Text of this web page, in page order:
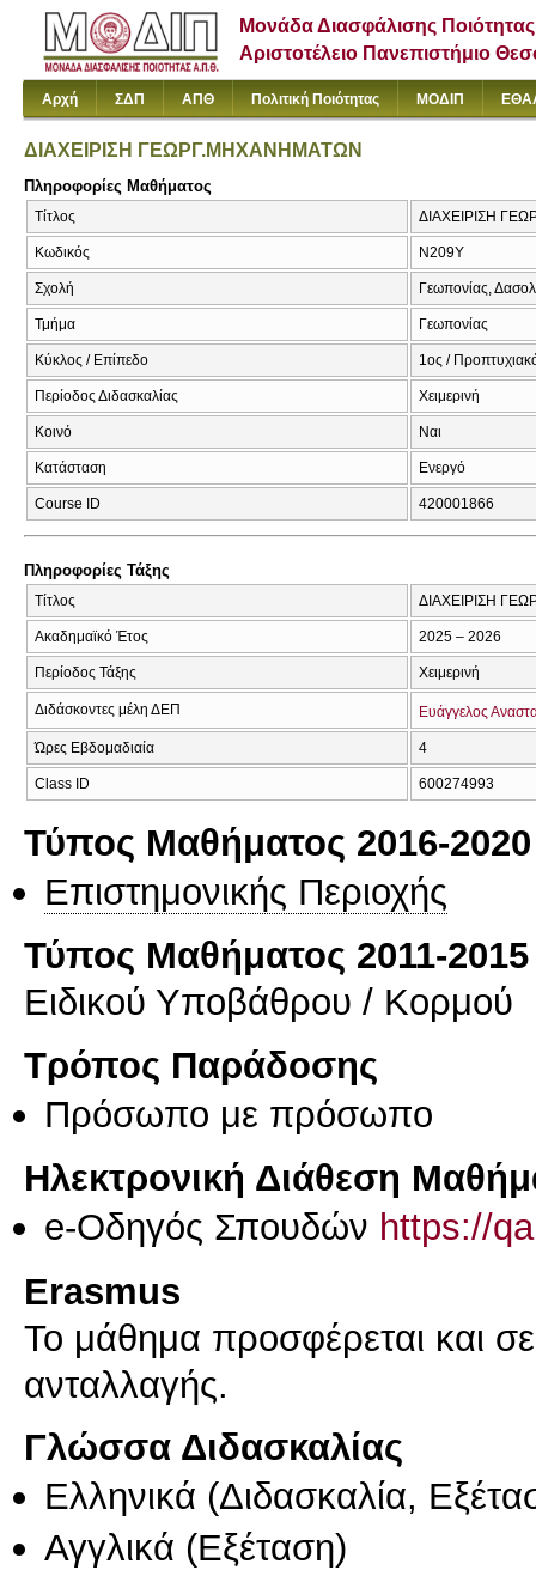
Μονάδα Διασφάλισης Ποιότητας
Αριστοτέλειο Πανεπιστήμιο
Αρχή ΣΔΠ ΑΠΘ Πολιτική Ποιότητας ΜΟΔΙΠ
ΔΙΑΧΕΙΡΙΣΗ ΓΕΩΡΓ.ΜΗΧΑΝΗΜΑΤΩΝ
Πληροφορίες Μαθήματος
Τίτλος ΔΙΑΧΕΙΡΙΣΗ
Κωδικός Ν209Υ
Σχολή Γεωπονίας,
Τμήμα Γεωπονίας
Κύκλος / Επίπεδο 1ος /
Περίοδος Διδασκαλίας Χειμερινή
Κοινό Ναι
Κατάσταση Ενεργό
Course ID 420001866
Πληροφορίες Τάξης
Τίτλος ΔΙΑΧΕΙΡΙΣΗ
Ακαδημαϊκό Έτος 2025 – 2026
Περίοδος Τάξης Χειμερινή
Διδάσκοντες μέλη ΔΕΠ Ευάγγελος
Ώρες Εβδομαδιαία 4
Class ID 600274993
Τύπος Μαθήματος 2016-2020
Επιστημονικής Περιοχής
Τύπος Μαθήματος 2011-2015
Ειδικού Υποβάθρου / Κορμού
Τρόπος Παράδοσης
Πρόσωπο με πρόσωπο
Ηλεκτρονική Διάθεση
e-Οδηγός Σπουδών https://
Erasmus
Το μάθημα προσφέρεται και
ανταλλαγής.
Γλώσσα Διδασκαλίας
Ελληνικά (Διδασκαλία,
Αγγλικά (Εξέταση)